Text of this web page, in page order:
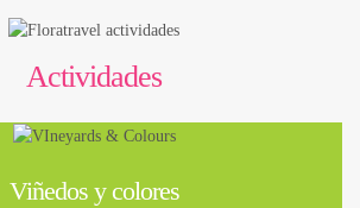
Actividades
Viñedos y colores